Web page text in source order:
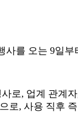
를 오는 9일
로, 업계 관
로, 사용 직후